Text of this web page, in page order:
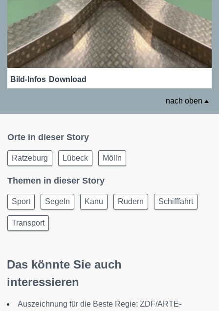
Bild-Infos Download
nach oben
Orte in dieser Story
Ratzeburg Lübeck Mölln
Themen in dieser Story
Sport Segeln Kanu Rudern Schifffahrt
Transport
Das könnte Sie auch
interessieren
Auszeichnung für die Beste Regie: ZDF/ARTE-